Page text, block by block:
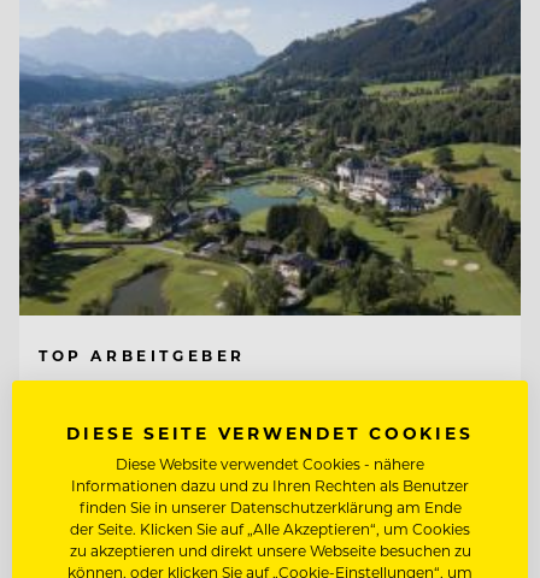
TOP ARBEITGEBER
6370 Kitzbühel, Österreich
F&B CONTROLLER (M/W/D)
DIESE SEITE VERWENDET COOKIES
Diese Website verwendet Cookies - nähere
Informationen dazu und zu Ihren Rechten als Benutzer
finden Sie in unserer Datenschutzerklärung am Ende
der Seite. Klicken Sie auf „Alle Akzeptieren“, um Cookies
zu akzeptieren und direkt unsere Webseite besuchen zu
können, oder klicken Sie auf „Cookie-Einstellungen“, um